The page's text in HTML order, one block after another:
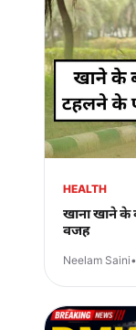
HEALTH
खाना खाने के
वजह
Neelam Saini•